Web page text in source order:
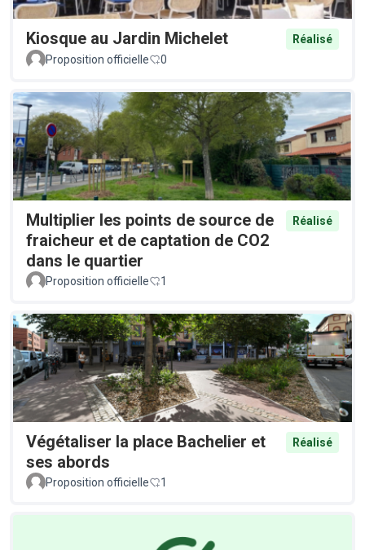
Kiosque au Jardin Michelet
Réalisé
Proposition officielle
0
Multiplier les points de source de
fraicheur et de captation de CO2
dans le quartier
Réalisé
Proposition officielle 1
Végétaliser la place Bachelier et
ses abords
Réalisé
Proposition officielle 1